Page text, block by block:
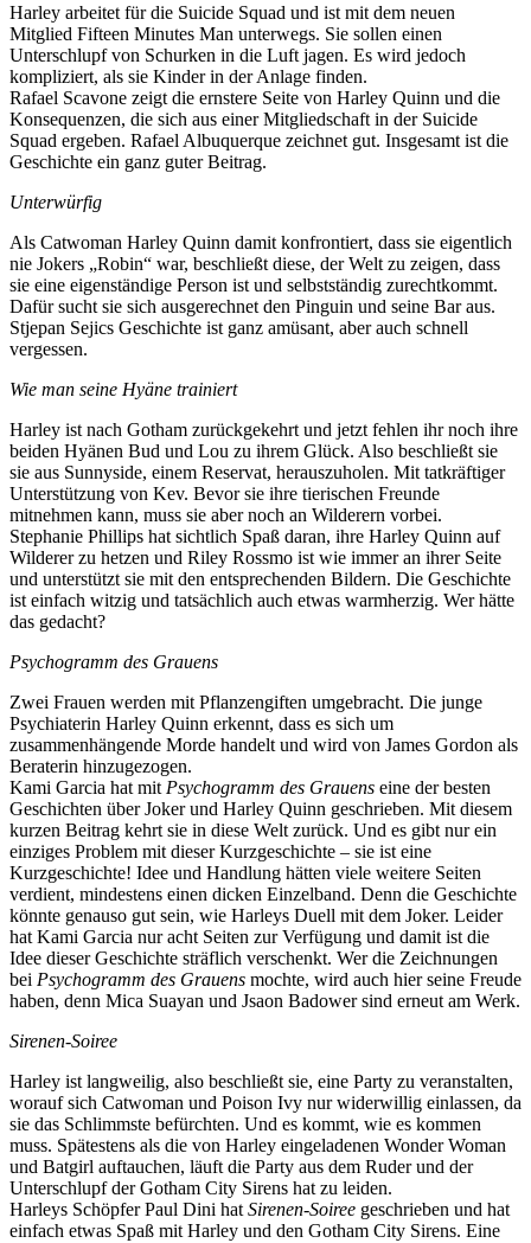
Harley arbeitet für die Suicide Squad und ist mit dem neuen
Mitglied Fifteen Minutes Man unterwegs. Sie sollen einen
Unterschlupf von Schurken in die Luft jagen. Es wird jedoch
kompliziert, als sie Kinder in der Anlage finden.
Rafael Scavone zeigt die ernstere Seite von Harley Quinn und die
Konsequenzen, die sich aus einer Mitgliedschaft in der Suicide
Squad ergeben. Rafael Albuquerque zeichnet gut. Insgesamt ist die
Geschichte ein ganz guter Beitrag.
Unterwürfig
Als Catwoman Harley Quinn damit konfrontiert, dass sie eigentlich
nie Jokers „Robin“ war, beschließt diese, der Welt zu zeigen, dass
sie eine eigenständige Person ist und selbstständig zurechtkommt.
Dafür sucht sie sich ausgerechnet den Pinguin und seine Bar aus.
Stjepan Sejics Geschichte ist ganz amüsant, aber auch schnell
vergessen.
Wie man seine Hyäne trainiert
Harley ist nach Gotham zurückgekehrt und jetzt fehlen ihr noch ihre
beiden Hyänen Bud und Lou zu ihrem Glück. Also beschließt sie
sie aus Sunnyside, einem Reservat, herauszuholen. Mit tatkräftiger
Unterstützung von Kev. Bevor sie ihre tierischen Freunde
mitnehmen kann, muss sie aber noch an Wilderern vorbei.
Stephanie Phillips hat sichtlich Spaß daran, ihre Harley Quinn auf
Wilderer zu hetzen und Riley Rossmo ist wie immer an ihrer Seite
und unterstützt sie mit den entsprechenden Bildern. Die Geschichte
ist einfach witzig und tatsächlich auch etwas warmherzig. Wer hätte
das gedacht?
Psychogramm des Grauens
Zwei Frauen werden mit Pflanzengiften umgebracht. Die junge
Psychiaterin Harley Quinn erkennt, dass es sich um
zusammenhängende Morde handelt und wird von James Gordon als
Beraterin hinzugezogen.
Kami Garcia hat mit Psychogramm des Grauens eine der besten
Geschichten über Joker und Harley Quinn geschrieben. Mit diesem
kurzen Beitrag kehrt sie in diese Welt zurück. Und es gibt nur ein
einziges Problem mit dieser Kurzgeschichte – sie ist eine
Kurzgeschichte! Idee und Handlung hätten viele weitere Seiten
verdient, mindestens einen dicken Einzelband. Denn die Geschichte
könnte genauso gut sein, wie Harleys Duell mit dem Joker. Leider
hat Kami Garcia nur acht Seiten zur Verfügung und damit ist die
Idee dieser Geschichte sträflich verschenkt. Wer die Zeichnungen
bei Psychogramm des Grauens mochte, wird auch hier seine Freude
haben, denn Mica Suayan und Jsaon Badower sind erneut am Werk.
Sirenen-Soiree
Harley ist langweilig, also beschließt sie, eine Party zu veranstalten,
worauf sich Catwoman und Poison Ivy nur widerwillig einlassen, da
sie das Schlimmste befürchten. Und es kommt, wie es kommen
muss. Spätestens als die von Harley eingeladenen Wonder Woman
und Batgirl auftauchen, läuft die Party aus dem Ruder und der
Unterschlupf der Gotham City Sirens hat zu leiden.
Harleys Schöpfer Paul Dini hat Sirenen-Soiree geschrieben und hat
einfach etwas Spaß mit Harley und den Gotham City Sirens. Eine